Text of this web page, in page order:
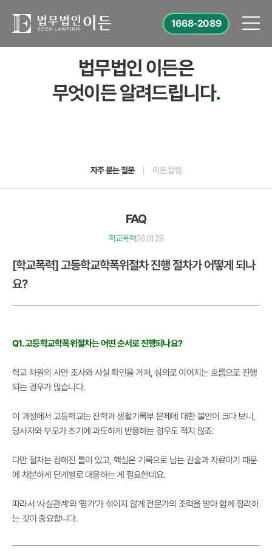
1668-2089
법무법인 이든은
무엇이든 알려드립니다.
자주 묻는 질문 이든 칼럼
FAQ
학교폭력26.01.29
[학교폭력] 고등학교학폭위절차 진행 절차가 어떻게 되나
요?
Q1. 고등학교학폭위절차는 어떤 순서로 진행되나요?
학교 차원의 사안 조사와 사실 확인을 거쳐, 심의로 이어지는 흐름으로 진행
되는 경우가 많습니다.
이 과정에서 고등학교는 진학과 생활기록부 문제에 대한 불안이 크다 보니,
당사자와 부모가 초기에 과도하게 반응하는 경우도 적지 않죠.
다만 절차는 정해진 틀이 있고, 핵심은 기록으로 남는 진술과 자료이기 때문
에 차분하게 단계별로 대응하는 게 필요한데요.
따라서 ‘사실관계’와 ‘평가’가 섞이지 않게 전문가의 조력을 받아 함께 정리하
는 것이 중요합니다.